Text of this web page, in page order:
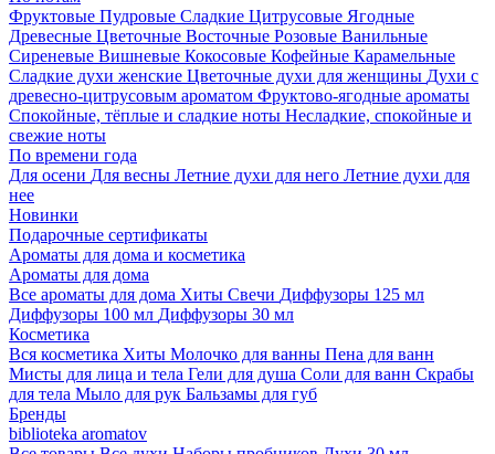
Фруктовые Пудровые Сладкие Цитрусовые Ягодные
Древесные Цветочные Восточные Розовые Ванильные
Сиреневые Вишневые Кокосовые Кофейные Карамельные
Сладкие духи женские Цветочные духи для женщины Духи с
древесно-цитрусовым ароматом Фруктово-ягодные ароматы
Спокойные, тёплые и сладкие ноты Несладкие, спокойные и
свежие ноты
По времени года
Для осени Для весны Летние духи для него Летние духи для
нее
Новинки
Подарочные сертификаты
Ароматы для дома и косметика
Ароматы для дома
Все ароматы для дома Хиты Свечи Диффузоры 125 мл
Диффузоры 100 мл Диффузоры 30 мл
Косметика
Вся косметика Хиты Молочко для ванны Пена для ванн
Мисты для лица и тела Гели для душа Соли для ванн Скрабы
для тела Мыло для рук Бальзамы для губ
Бренды
biblioteka aromatov